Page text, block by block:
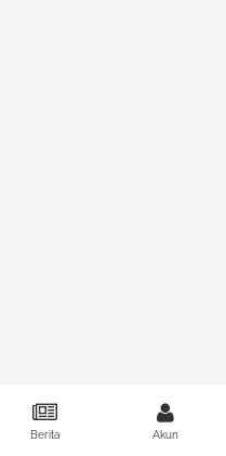
Berita Akun